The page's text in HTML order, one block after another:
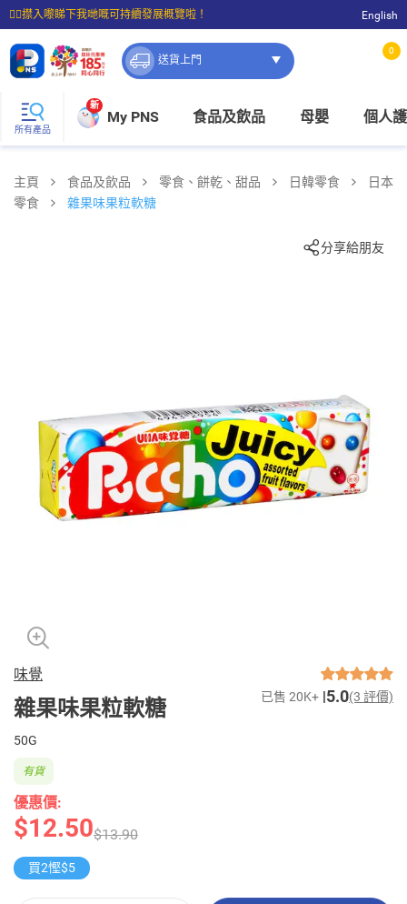
☝🏼㩒入嚟睇下我哋嘅可持續發展概覽啦！
⭐購物滿$399即享免費送貨；滿$100即可免費店取。
English
送貨上門
0
所有產品
新
My PNS 食品及飲品 母嬰 個人
主頁 食品及飲品 零食、餅乾、甜品 日韓零食
日本
零食
雜果味果粒軟糖
分享給朋友
味覺
雜果味果粒軟糖 已售 20K+ 5.0(3 評價)
50G
優惠價:
$12.50$13.90
有貨
買2慳$5